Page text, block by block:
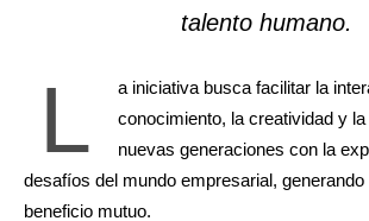
talento humano.
L
a iniciativa busca facilitar la
conocimiento, la creatividad y
nuevas generaciones con la
desafíos del mundo empresarial,
beneficio mutuo.